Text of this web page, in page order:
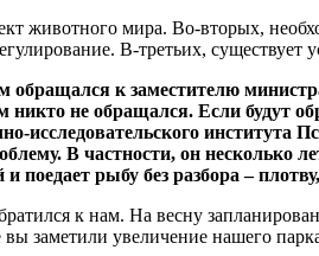
животного мира. Во-вторых,
В-третьих,
к заместителю
не обращался. Если будут
исследовательского
В частности, он несколько
поедает рыбу без разбора –
к нам. На весну
вы заметили увеличение нашего